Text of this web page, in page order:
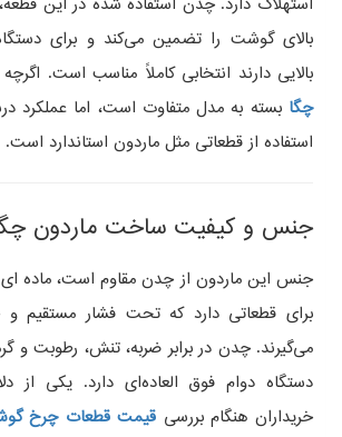
استهلاک دارد. چدن استفاده‌ شده در این
بالای گوشت را تضمین می‌کند و برای
بالایی دارند انتخابی کاملاً مناسب است.
چگا بسته به مدل متفاوت است، اما عملکرد
استفاده از قطعاتی مثل ماردون استاندارد است.
جنس و کیفیت ساخت ماردون چگا
جنس این ماردون از چدن مقاوم است، ماده‌ ای
برای قطعاتی دارد که تحت فشار مستقیم
می‌گیرند. چدن در برابر ضربه، تنش، رطوبت و
دستگاه دوام فوق‌ العاده‌ای دارد. یکی از
خریداران هنگام بررسی قیمت قطعات چرخ